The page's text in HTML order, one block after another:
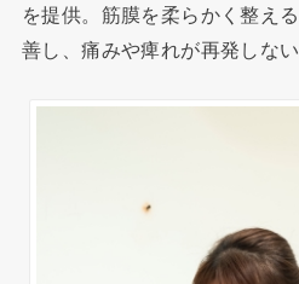
を提供。筋膜を柔らかく整え
善し、痛みや痺れが再発しな